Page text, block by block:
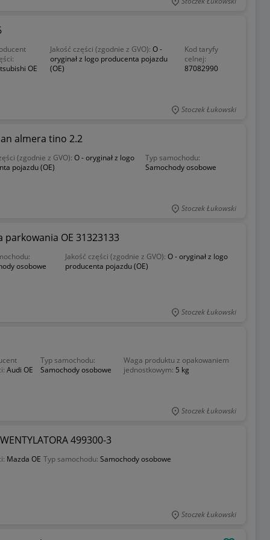
OE
Jakość części (zgodnie z GVO):O -
oryginał z logo producenta pojazdu
(OE)
Kod taryfy
celnej:
87082990
Stoczek Łukowski
almera tino 2.2
(zgodnie z GVO):O - oryginał z logo
pojazdu (OE)
Typ samochodu:
Samochody osobowe
Stoczek Łukowski
parkowania OE 31323133
osobowe
Jakość części (zgodnie z GVO): O - oryginał z logo
producenta pojazdu (OE)
Stoczek Łukowski
Audi OE
Typ samochodu:
Samochody osobowe
Waga produktu z opakowaniem
jednostkowym: 5 kg
Stoczek Łukowski
499300-3
Mazda OE Typ samochodu: Samochody osobowe
Stoczek Łukowski